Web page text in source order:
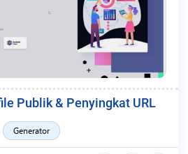
Publik & Penyingkat URL
Generator